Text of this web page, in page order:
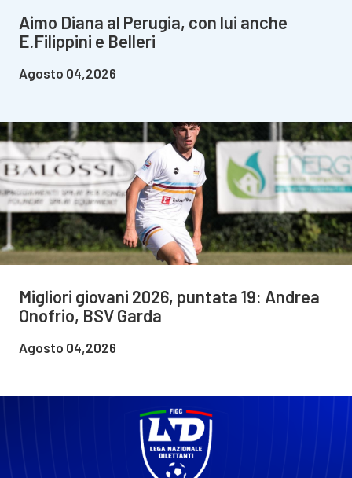
Aimo Diana al Perugia, con lui anche
E.Filippini e Belleri
Agosto 04,2026
Migliori giovani 2026, puntata 19: Andrea
Onofrio, BSV Garda
Agosto 04,2026